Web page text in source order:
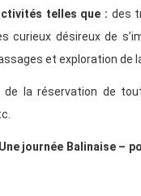
telles que : des
curieux désireux de
et exploration de la
de la réservation de
journée Balinaise –